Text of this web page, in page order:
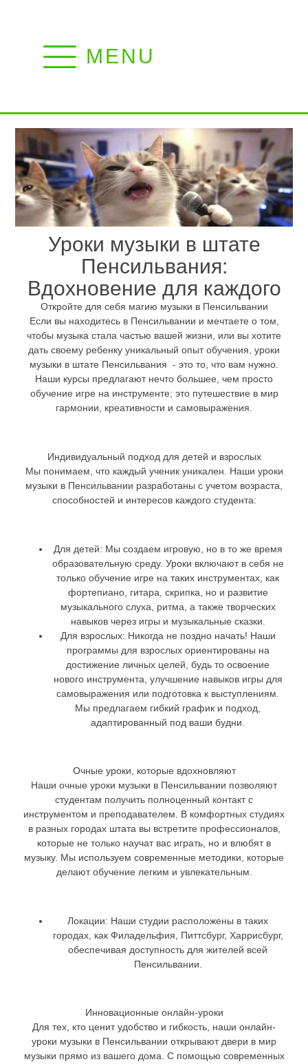
MENU
Уроки музыки в штате
Пенсильвания:
Вдохновение для каждого
Откройте для себя магию музыки в Пенсильвании
Если вы находитесь в Пенсильвании и мечтаете о том,
чтобы музыка стала частью вашей жизни, или вы хотите
дать своему ребенку уникальный опыт обучения, уроки
музыки в штате Пенсильвания - это то, что вам нужно.
Наши курсы предлагают нечто большее, чем просто
обучение игре на инструменте; это путешествие в мир
гармонии, креативности и самовыражения.
Индивидуальный подход для детей и взрослых
Мы понимаем, что каждый ученик уникален. Наши уроки
музыки в Пенсильвании разработаны с учетом возраста,
способностей и интересов каждого студента:
Для детей: Мы создаем игровую, но в то же время
образовательную среду. Уроки включают в себя не
только обучение игре на таких инструментах, как
фортепиано, гитара, скрипка, но и развитие
музыкального слуха, ритма, а также творческих
навыков через игры и музыкальные сказки.
Для взрослых: Никогда не поздно начать! Наши
программы для взрослых ориентированы на
достижение личных целей, будь то освоение
нового инструмента, улучшение навыков игры для
самовыражения или подготовка к выступлениям.
Мы предлагаем гибкий график и подход,
адаптированный под ваши будни.
Очные уроки, которые вдохновляют
Наши очные уроки музыки в Пенсильвании позволяют
студентам получить полноценный контакт с
инструментом и преподавателем. В комфортных студиях
в разных городах штата вы встретите профессионалов,
которые не только научат вас играть, но и влюбят в
музыку. Мы используем современные методики, которые
делают обучение легким и увлекательным.
Локации: Наши студии расположены в таких
городах, как Филадельфия, Питтсбург, Харрисбург,
обеспечивая доступность для жителей всей
Пенсильвании.
Инновационные онлайн-уроки
Для тех, кто ценит удобство и гибкость, наши онлайн-
уроки музыки в Пенсильвании открывают двери в мир
музыки прямо из вашего дома. С помощью современных